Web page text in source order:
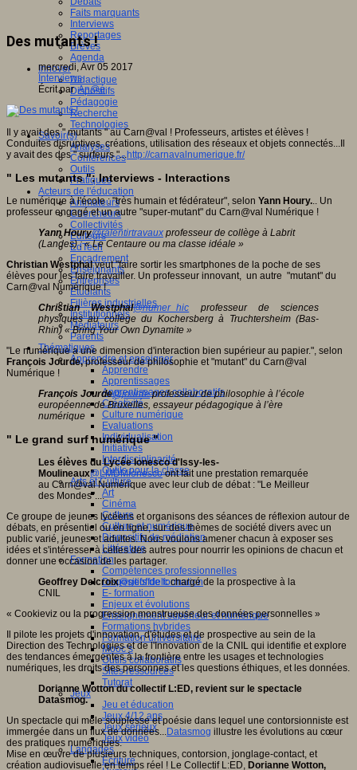
Faits marquants
Interviews
Reportages
Brèves
Agenda
Innover
Didactique
Dispositifs
Pédagogie
Recherche
Technologies
Savoir(s)
Analyses
Conférences
Outils
Pratiques
Acteurs de l'éducation
Animateurs
Chercheurs
Collectivités
Editeurs
EdTech
Encadrement
Enseignants
Entreprises
Etudiants
Filières industrielles
Institutionnels
Médiateurs
Parents
Thématiques
Apprendre et enseigner
Apprendre
Apprentissages
Apprentissages collaboratifs
Créativité
Culture numérique
Evaluations
Individualisation
Initiatives
Interdisciplinarité
Outils pour la classe
Arts et Culture
Art
Cinéma
Culture
Culture et numérique
Dispositifs de médiation
Littérature
Formation
Compétences professionnelles
Dispositifs de formation
E- formation
Enjeux et évolutions
Enseignement supérieur et numérique
Formations hybrides
Formation universitaire
Mooc’s
Outils collaboratifs
Sites ressources
Tutorat
Jeux
Jeu et éducation
Jeux 4/12 ans
Jeux sérieux
Jeux vidéo
Langages
Ecriture
Des mutants !
mercredi, Avr 05 2017
Interviews
Écrit parAn@é
Il y avait des " mutants " au Carn@val ! Professeurs, artistes et élèves !
Conduites disruptives, créations, utilisation des réseaux et objets connectés...Il
y avait des des " surfeurs "...http://carnavalnumerique.fr/
" Les mutants ": Interviews - Interactions
Le numérique à l'école : "très humain et fédérateur", selon Yann Houry... Un
professeur engagé et un autre "super-mutant" du Carn@val Numérique !
Yann Houry@ralentirtravaux professeur de collège à Labrit
(Landes) : « Le Centaure ou ma classe idéale »
Christian Westphalveut "faire sortir les smartphones de la poche de ses
élèves pour les faire travailler. Un professeur innovant, un autre "mutant" du
Carn@val Numérique !
Christian Westphal@numer_hic professeur de sciences
physiques au collège du Kochersberg à Truchtersheim (Bas-
Rhin) « Bring Your Own Dynamite »
"Le numérique a une dimension d'interaction bien supérieur au papier.", selon
François Jourde,professeur de philosophie et "mutant" du Carn@val
Numérique !
François Jourde@jourdeprofesseur de philosophie à l’école
européenne de Bruxelles, essayeur pédagogique à l’ère
numérique
" Le grand surf numérique "
Les élèves du Lycée Ionesco d'Issy-les-
Moulineaux@LMDMionescoont fait une prestation remarquée
au Carn@val Numérique avec leur club de débat : "Le Meilleur
des Mondes"....
Ce groupe de jeunes lycéens et organisons des séances de réflexion autour de
débats, en présentiel ou en ligne, sur des thèmes de société divers avec un
public varié, jeunes et adultes. Nous voulons amener chacun à exposer ses
idées et s'intéresser à celles des autres pour nourrir les opinions de chacun et
donner une occasion de les partager.
Geoffrey Delcroix@geoffdelcchargé de la prospective à la
CNIL
« Cookieviz ou la progression monstrueuse des données personnelles »
Il pilote les projets d'innovation, d'études et de prospective au sein de la
Direction des Technologies et de l'Innovation de la CNIL qui identifie et explore
des tendances émergentes à la frontière entre les usages et technologies
numériques, les droits des personnes et les questions éthiques, et les données.
Dorianne Wotton du collectif L:ED, revient sur le spectacle
Datasmog.
Un spectacle qui mêle souplesse et poésie dans lequel une contorsionniste est
immergée dans un flux de données...Datasmog illustre les évolutions au cœur
des pratiques numériques.
Mise en œuvre de plusieurs techniques, contorsion, jonglage-contact, et
création audiovisuelle en temps réel ! Le Collectif L:ED, Dorianne Wotton,